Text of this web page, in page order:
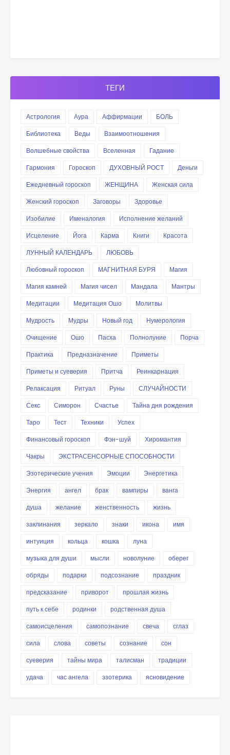
ТЕГИ
Астрология Аура Аффирмации
БОЛЬ
Библиотека
Веды
Взаимоотношения
Волшебные свойства
Вселенная
Гадание
Гармония
Гороскоп ДУХОВНЫЙ РОСТ
Деньги
Ежедневный гороскоп
ЖЕНЩИНА
Женская сила
Женский гороскоп
Заговоры
Здоровье
Изобилие
Именалогия
Исполнение желаний
Исцеление
Йога Карма Книги
Красота
ЛУННЫЙ КАЛЕНДАРЬ
ЛЮБОВЬ
Любовный гороскоп
МАГНИТНАЯ БУРЯ
Магия
Магия камней
Магия чисел Мандала
Мантры
Медитации
Медитация Ошо
Молитвы
Мудрость
Мудры Новый год
Нумерология
Очищение
Ошо Пасха Полнолуние
Порча
Практика
Предназначение
Приметы
Приметы и суеверия
Притча
Реинкарнация
Релаксация
Ритуал Руны
СЛУЧАЙНОСТИ
Секс
Симорон Счастье
Тайна дня рождения
Таро
Тест Техники
Успех
Финансовый гороскоп
Фэн-шуй
Хиромантия
Чакры
ЭКСТРАСЕНСОРНЫЕ СПОСОБНОСТИ
Эзотерические учения
Эмоции
Энергетика
Энергия
ангел брак вампиры
ванга
душа
желание женственность
жизнь
заклинания
зеркало знаки икона
имя
интуиция
кольца кошка
луна
музыка для души
мысли новолуние
оберег
обряды
подарки подсознание
праздник
предсказание
приворот
прошлая жизнь
путь к себе
родинки
родственная душа
самоисцеления
самопознание свеча
сглаз
сила
слова советы сознание
сон
суеверия
тайны мира талисман
традиции
удача
час ангела эзотерика ясновидение